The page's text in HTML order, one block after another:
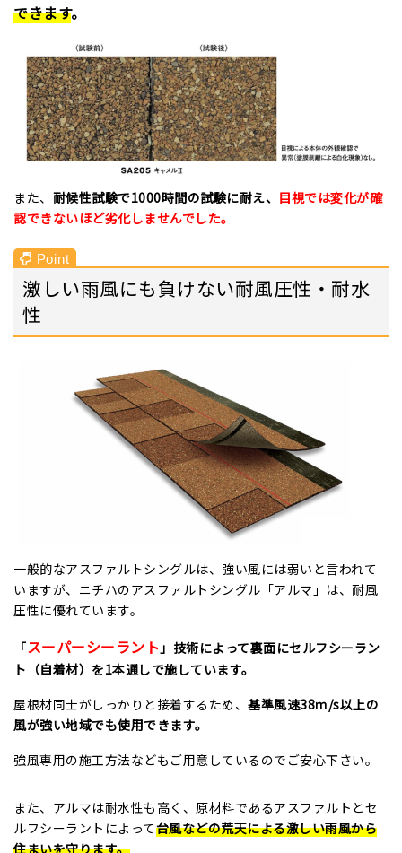
できます。
また、 耐候性試験で1000時間の試験に耐え、 目視では変化が確
認できないほど劣化しませんでした。
激しい雨風にも負けない耐風圧性・耐水
性
一般的なアスファルトシングルは、強い風には弱いと言われて
いますが、ニチハのアスファルトシングル「アルマ」は、耐風
圧性に優れています。
「スーパーシーラント 」技術によって裏面にセルフシーラン
ト（自着材）を1本通しで施しています。
屋根材同士がしっかりと接着するため、 基準風速38ｍ/s以上の
風が強い地域でも使用できます。
強風専用の施工方法などもご用意しているのでご安心下さい。
また、アルマは耐水性も高く、原材料であるアスファルトとセ
ルフシーラントによって台風などの荒天による激しい雨風から
住まいを守ります。